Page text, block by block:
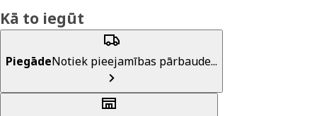
Kā to iegūt
PiegādeNotiek pieejamības pārbaude...